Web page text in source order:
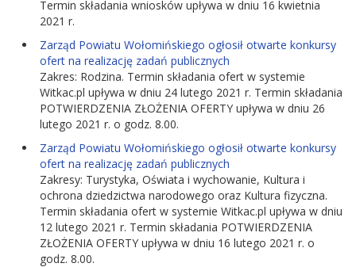
Termin składania wniosków upływa w dniu 16 kwietnia
2021 r.
Zarząd Powiatu Wołomińskiego ogłosił otwarte konkursy
ofert na realizację zadań publicznych
Zakres: Rodzina. Termin składania ofert w systemie
Witkac.pl upływa w dniu 24 lutego 2021 r. Termin składania
POTWIERDZENIA ZŁOŻENIA OFERTY upływa w dniu 26
lutego 2021 r. o godz. 8.00.
Zarząd Powiatu Wołomińskiego ogłosił otwarte konkursy
ofert na realizację zadań publicznych
Zakresy: Turystyka, Oświata i wychowanie, Kultura i
ochrona dziedzictwa narodowego oraz Kultura fizyczna.
Termin składania ofert w systemie Witkac.pl upływa w dniu
12 lutego 2021 r. Termin składania POTWIERDZENIA
ZŁOŻENIA OFERTY upływa w dniu 16 lutego 2021 r. o
godz. 8.00.